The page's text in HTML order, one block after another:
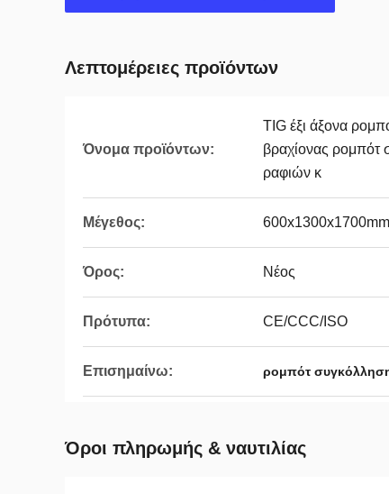
Λεπτομέρειες προϊόντων
Όνομα προϊόντων:
TIG έξι άξονα
βραχίονας ρομπότ
ραφιών κ
Μέγεθος: 600x1300x1700mm
Όρος: Νέος
Πρότυπα: CE/CCC/ISO
Επισημαίνω: ρομπότ
Όροι πληρωμής & ναυτιλίας